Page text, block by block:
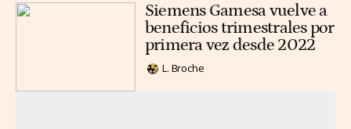
Siemens Gamesa vuelve a
beneficios trimestrales por
primera vez desde 2022
L. Broche